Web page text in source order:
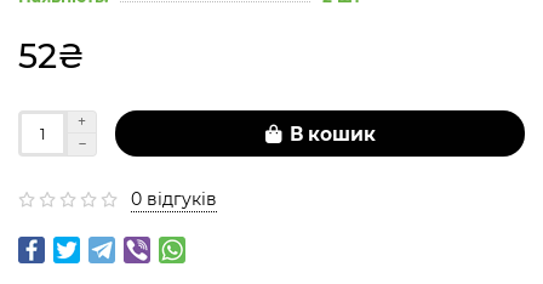
52₴
В кошик
0 відгуків